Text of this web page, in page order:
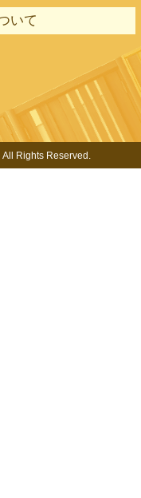
いて
Rights Reserved.